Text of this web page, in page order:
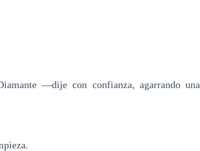
—dije con confianza, agarrando una